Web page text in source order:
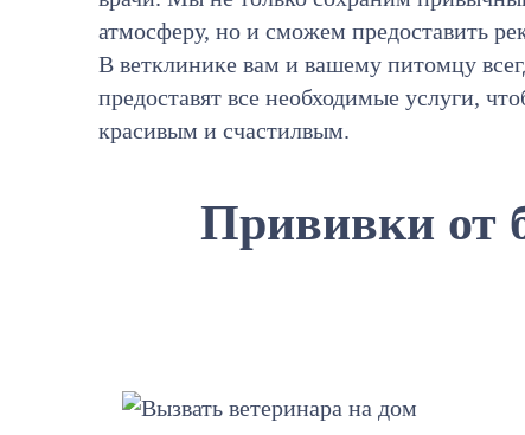
атмосферу, но и сможем предоставить
В ветклинике вам и вашему питомцу
предоставят все необходимые услуги,
красивым и счастилвым.
Прививки от